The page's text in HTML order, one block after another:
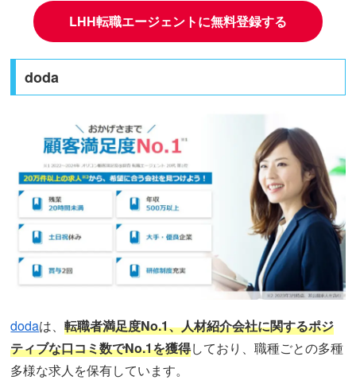
LHH転職エージェントに無料登録する
doda
dodaは、転職者満足度No.1、人材紹介会社に関するポジ
ティブな口コミ数でNo.1を獲得しており、職種ごとの多種
多様な求人を保有しています。